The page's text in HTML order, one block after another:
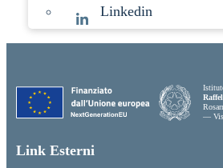
Linkedin
—
Link Esterni